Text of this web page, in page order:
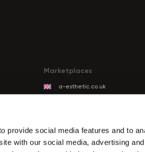
provide social media features and to
with our social media, advertising
a-esthetic.co.uk
Marketplaces